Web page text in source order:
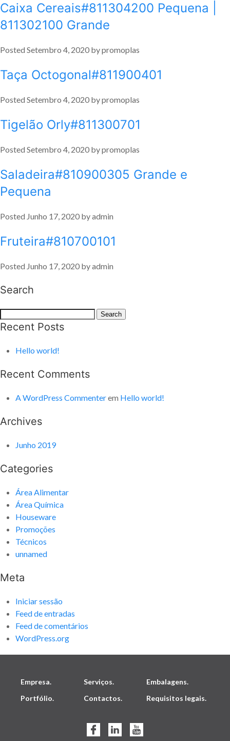
Caixa Cereais#811304200 Pequena |
811302100 Grande
Posted Setembro 4, 2020 bypromoplas
Taça Octogonal#811900401
Posted Setembro 4, 2020 bypromoplas
Tigelão Orly#811300701
Posted Setembro 4, 2020 bypromoplas
Saladeira#810900305 Grande e
Pequena
Posted Junho 17, 2020 byadmin
Fruteira#810700101
Posted Junho 17, 2020 byadmin
Search
Search
for:
Search
Recent Posts
Hello world!
Recent Comments
A WordPress Commenterem Hello world!
Archives
Junho 2019
Categories
Área Alimentar
Área Química
Houseware
Promoções
Técnicos
unnamed
Meta
Iniciar sessão
Feed de entradas
Feed de comentários
WordPress.org
Empresa. Serviços.
Embalagens.
Portfólio.
Contactos. Requisitos legais.